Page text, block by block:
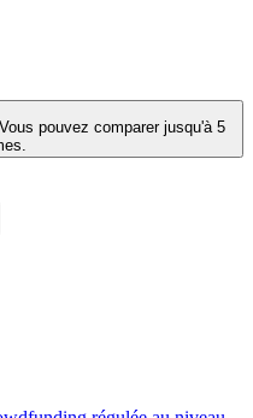
Vous pouvez comparer jusqu'à 5